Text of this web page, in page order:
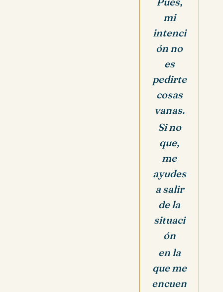
mi
intenci
ón no
es
pedirte
cosas
vanas.
Si no
que,
me
ayudes
a salir
de la
situaci
ón
en la
que me
encuen